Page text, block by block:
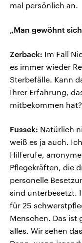
mal persönlich an.
„Man gewöhnt
Zerback: Im Fall
es immer wieder
Sterbefälle. Kann
Ihrer Erfahrung,
mitbekommen hat?
Fussek: Natürlich
weiß es ja auch.
Hilferufe,
Pflegekräften, die
personelle
sind unterbesetzt.
für 25
Menschen. Das ist
alles. Wir sehen